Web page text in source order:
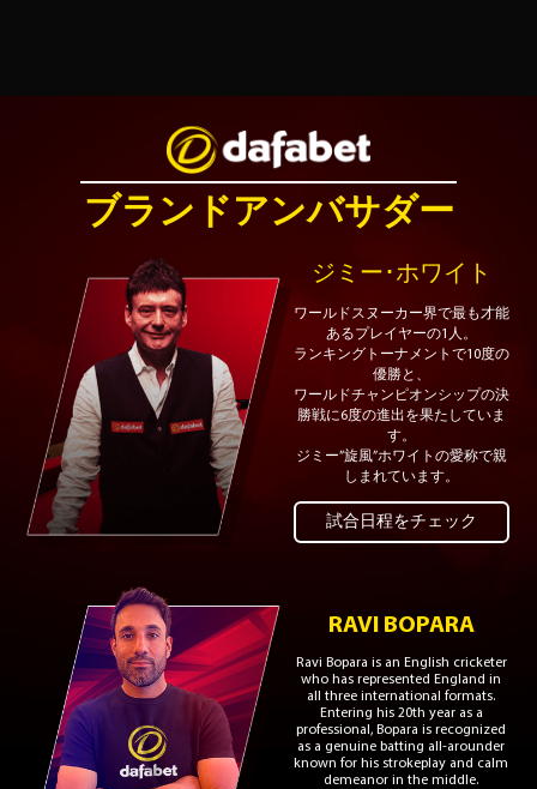
ブランドアンバサダー
ジミー･ホワイト
ワールドスヌーカー界で最も才能
あるプレイヤーの1人。
ランキングトーナメントで10度の
優勝と、
ワールドチャンピオンシップの決
勝戦に6度の進出を果たしていま
す。
ジミー”旋風”ホワイトの愛称で親
しまれています。
試合日程をチェック
RAVI BOPARA
Ravi Bopara is an English cricketer
who has represented England in
all three international formats.
Entering his 20th year as a
professional, Bopara is recognized
as a genuine batting all-arounder
known for his strokeplay and calm
demeanor in the middle.